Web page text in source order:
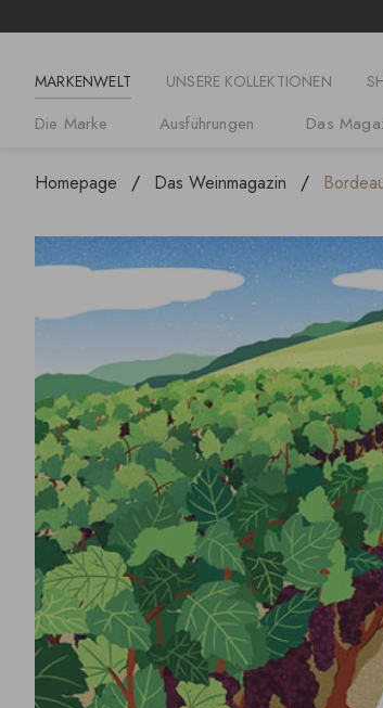
MARKENWELT
Die Marke Ausführungen Das
UNSERE KOLLEKTIONEN
Homepage Das Weinmagazin